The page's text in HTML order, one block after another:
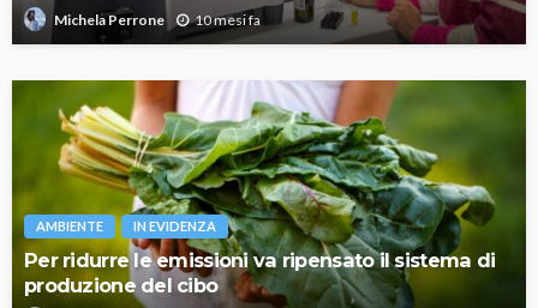
Michela Perrone 10 mesi fa
AMBIENTE IN EVIDENZA
Per ridurre le emissioni va ripensato il sistema di
produzione del cibo